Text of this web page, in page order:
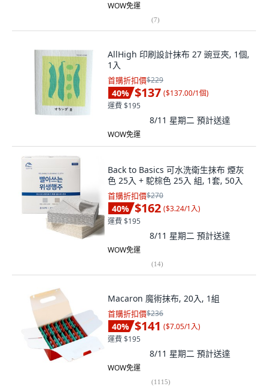
WOW免運
(7)
AllHigh 印刷設計抹布 27 豌豆夾, 1個,
1入
首購折扣價$229
40% $137 ($137.00/1個)
運費 $195
8/11 星期二 預計送達
WOW免運
Back to Basics 可水洗衛生抹布 煙灰
色 25入 + 駝棕色 25入 組, 1套, 50入
首購折扣價$270
40% $162 ($3.24/1入)
運費 $195
8/11 星期二 預計送達
WOW免運
(14)
Macaron 魔術抹布, 20入, 1組
首購折扣價$236
40% $141 ($7.05/1入)
運費 $195
8/11 星期二 預計送達
WOW免運
(1115)